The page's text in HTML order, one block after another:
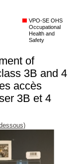
VPO-SE OHS
Occupational
Health and
Safety
of
3B and 4
accès
3B et 4